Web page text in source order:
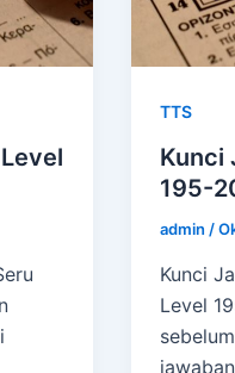
TTS
Kunci
195-
admin /
Kunci
Level